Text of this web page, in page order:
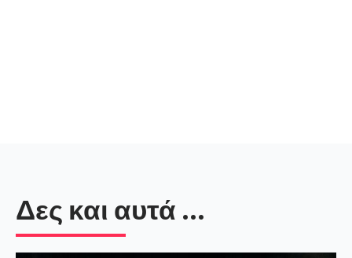
Δες και αυτά ...